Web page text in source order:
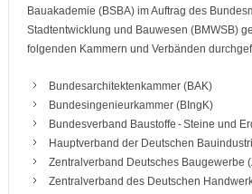
Bauakademie (BSBA) im Auftrag des
Stadtentwicklung und Bauwesen (BMWSB)
folgenden Kammern und Verbänden
Bundesarchitektenkammer (BAK)
Bundesingenieurkammer (BIngK)
Bundesverband Baustoffe - Steine und
Hauptverband der Deutschen
Zentralverband Deutsches Baugewerbe
Zentralverband des Deutschen